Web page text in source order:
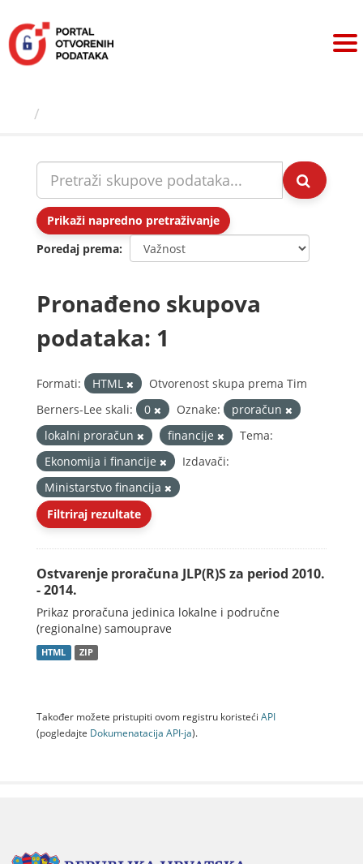
sadržaj
Prikaži napredno pretraživanje
Poredaj prema
Pronađeno skupova
podataka: 1
Formati: HTML
Otvorenost skupa prema Tim
Berners-Lee skali:
0 Oznake:
proračun
lokalni proračun
financije
Tema:
Ekonomija i financije
Izdavači:
Ministarstvo financija
Filtriraj rezultate
Ostvarenje proračuna JLP(R)S za period 2010.
- 2014.
Prikaz proračuna jedinica lokalne i područne
(regionalne) samouprave
HTML ZIP
Također možete pristupiti ovom registru koristeći API
(pogledajte Dokumenаtаcijа API-jа).